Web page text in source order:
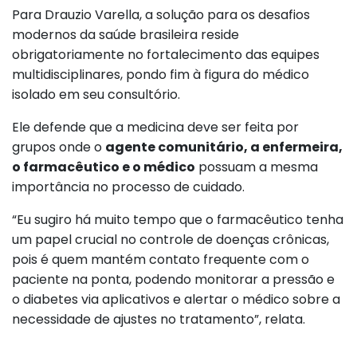
Para Drauzio Varella, a solução para os desafios
modernos da saúde brasileira reside
obrigatoriamente no fortalecimento das equipes
multidisciplinares, pondo fim à figura do médico
isolado em seu consultório.
Ele defende que a medicina deve ser feita por
grupos onde o agente comunitário, a enfermeira,
o farmacêutico e o médico possuam a mesma
importância no processo de cuidado.
“Eu sugiro há muito tempo que o farmacêutico tenha
um papel crucial no controle de doenças crônicas,
pois é quem mantém contato frequente com o
paciente na ponta, podendo monitorar a pressão e
o diabetes via aplicativos e alertar o médico sobre a
necessidade de ajustes no tratamento”, relata.